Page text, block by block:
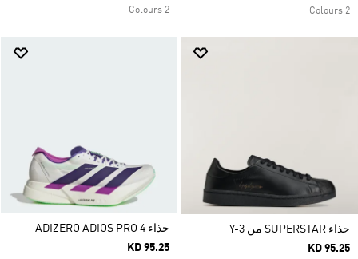
2 Colours
2 Colours
حذاء SUPERSTAR من Y-3
KD 95.25
حذاء ADIZERO ADIOS PRO 4
KD 95.25